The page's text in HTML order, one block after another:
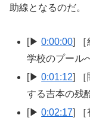
助線となるのだ。
[▶0:00:00] ［
学校のプール
[▶0:01:12] ［
する吉本の残
[▶0:02:17] ［